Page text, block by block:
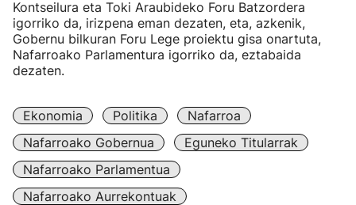
Kontseilura eta Toki Araubideko Foru Batzordera
igorriko da, irizpena eman dezaten, eta, azkenik,
Gobernu bilkuran Foru Lege proiektu gisa onartuta,
Nafarroako Parlamentura igorriko da, eztabaida
dezaten.
Ekonomia Politika
Nafarroa
Nafarroako Gobernua
Eguneko Titularrak
Nafarroako Parlamentua
Nafarroako Aurrekontuak